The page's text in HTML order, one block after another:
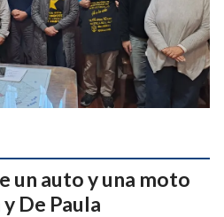
un auto y una moto
De Paula